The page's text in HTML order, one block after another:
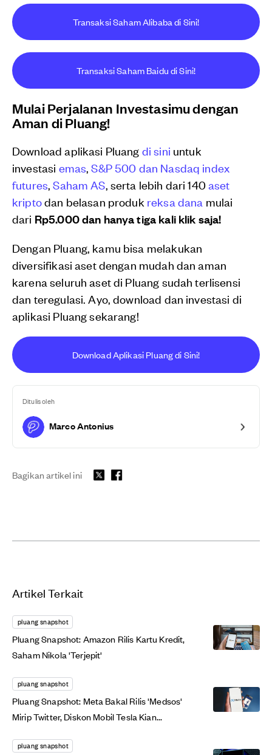
Transaksi Saham Alibaba di Sini!
Transaksi Saham Baidu di Sini!
Mulai Perjalanan Investasimu dengan
Aman di Pluang!
Download aplikasi Pluang di sini untuk
investasi emas,S&P 500 dan Nasdaq index
futures,Saham AS, serta lebih dari 140aset
kriptodan belasan produk reksa dana mulai
dari Rp5.000 dan hanya tiga kali klik saja!
Dengan Pluang, kamu bisa melakukan
diversifikasi aset dengan mudah dan aman
karena seluruh aset di Pluang sudah terlisensi
dan teregulasi. Ayo, download dan investasi di
aplikasi Pluang sekarang!
Download Aplikasi Pluang di Sini!
Ditulis oleh
Marco Antonius
Bagikan artikel ini
Artikel Terkait
pluang snapshot
Pluang Snapshot: Amazon Rilis Kartu Kredit,
Saham Nikola 'Terjepit'
pluang snapshot
Pluang Snapshot: Meta Bakal Rilis 'Medsos'
Mirip Twitter, Diskon Mobil Tesla Kian...
pluang snapshot